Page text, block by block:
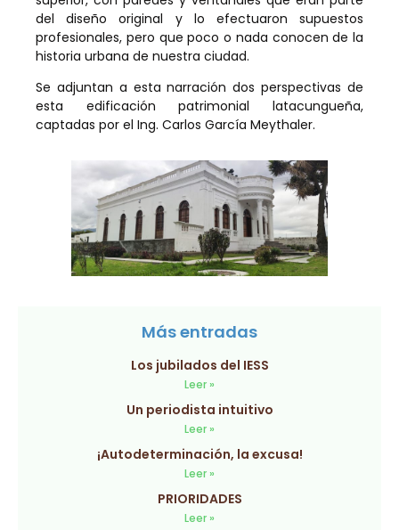
del diseño original y lo efectuaron supuestos
profesionales, pero que poco o nada conocen de la
historia urbana de nuestra ciudad.
Se adjuntan a esta narración dos perspectivas de
esta edificación patrimonial latacungueña,
captadas por el Ing. Carlos García Meythaler.
Más entradas
Los jubilados del IESS
Leer »
Un periodista intuitivo
Leer »
¡Autodeterminación, la excusa!
Leer »
PRIORIDADES
Leer »